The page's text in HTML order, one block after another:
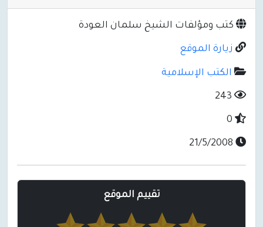
كتب ومؤلفات الشيخ سلمان العودة
زيارة الموقع
الكتب الإسلامية
تقييم الموقع